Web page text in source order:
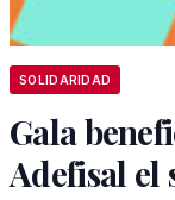
SOLIDARIDAD
Gala
Adefisal el